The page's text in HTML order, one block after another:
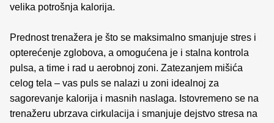
velika potrošnja kalorija.
Prednost trenažera je što se maksimalno smanjuje stres i
opterećenje zglobova, a omogućena je i stalna kontrola
pulsa, a time i rad u aerobnoj zoni. Zatezanjem mišića
celog tela – vas puls se nalazi u zoni idealnoj za
sagorevanje kalorija i masnih naslaga. Istovremeno se na
trenažeru ubrzava cirkulacija i smanjuje dejstvo stresa na